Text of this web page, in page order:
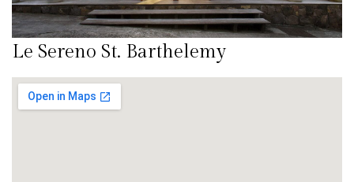
Le Sereno St. Barthelemy